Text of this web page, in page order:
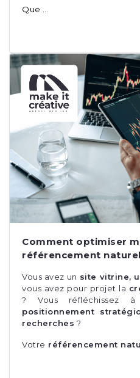
Que …
Comment optimiser
référencement
Vous avez un site vitrine,
vous avez pour projet la
?
Vous réfléchissez
positionnement
recherches ?
Votre référencement